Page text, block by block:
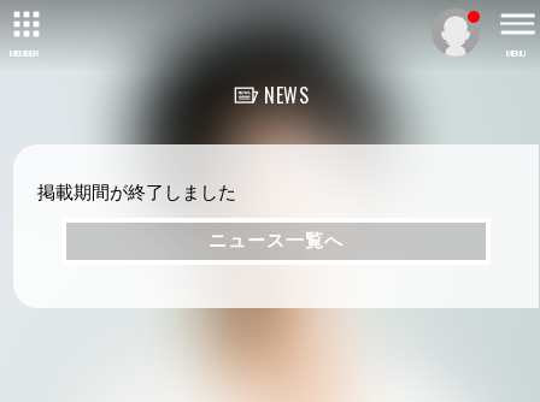
MEMBER MENU
NEWS
掲載期間が終了しましたニュース一覧へ
ニュース一覧へ